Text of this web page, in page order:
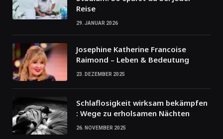
Reise
29. JANUAR 2026
Josephine Katherine Francoise
Raimond – Leben & Bedeutung
23. DEZEMBER 2025
Schlaflosigkeit wirksam bekämpfen
: Wege zu erholsamen Nächten
26. NOVEMBER 2025